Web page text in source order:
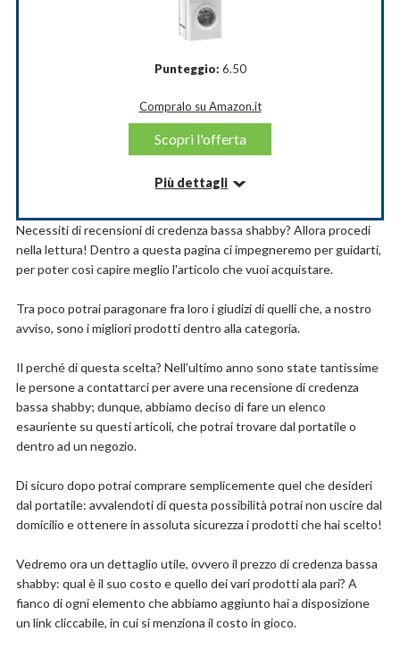
superiore grazie alle dimensioni
Credenza moderna con struttura di colore bianco
ante battenti e unaribalta con vani di diverse
Usi consigliati per il prodotto: Cucina
Materiale: Quercia
Colore: Rovere E Bianco
Compralo su Amazon.it
Scopri l'offerta
Punteggio: 6.50
Compralo su Amazon.it
Scopri l'offerta
Più dettagli
Design semplice: pratico scaffale per il bagno in
ferro cromato e nero - hlp 162 x 63 x 30 cm ca
Aperto: lo scaffale non possiede ante per avere
Funzionale: da posizionare sopra altri oggetti -
abbastanza zio vuoto per lavatrice e toilette
detersivi, accessori e oggetti per la pulizia di casa
Salvazio: il mobile per il bagno richiede poco zio e in
compenso ne offre molto in altezza
Dettagli
Dimensioni del prodotto: 30P x 63l x 162H cm
Tipo di stanza: Bagno
Tipo di ripiano: A più livelli
Assemblaggio necessario: Sì
Tipo di montaggio: Su pavimento
Materiale: Metallo
Forma: Rettangolare
Necessiti di recensioni di credenza bassa shabby? Allora procedi
nella lettura! Dentro a questa pagina ci impegneremo per guidarti,
per poter così capire meglio l'articolo che vuoi acquistare.
Tra poco potrai paragonare fra loro i giudizi di quelli che, a nostro
avviso, sono i migliori prodotti dentro alla categoria.
Il perché di questa scelta? Nell'ultimo anno sono state tantissime
le persone a contattarci per avere una recensione di credenza
bassa shabby; dunque, abbiamo deciso di fare un elenco
esauriente su questi articoli, che potrai trovare dal portatile o
dentro ad un negozio.
Di sicuro dopo potrai comprare semplicemente quel che desideri
dal portatile: avvalendoti di questa possibilità potrai non uscire dal
domicilio e ottenere in assoluta sicurezza i prodotti che hai scelto!
Vedremo ora un dettaglio utile, ovvero il prezzo di credenza bassa
shabby: qual è il suo costo e quello dei vari prodotti ala pari? A
fianco di ogni elemento che abbiamo aggiunto hai a disposizione
un link cliccabile, in cui si menziona il costo in gioco.